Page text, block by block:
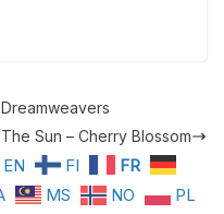
Sun – Cherry Blossom
EN FI
FR
MS NO
PL